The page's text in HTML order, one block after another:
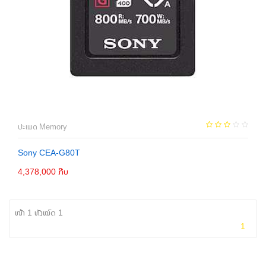
ປະເພດ Memory
Sony CEA-G80T
4,378,000 ກີບ
ເພີ່ມເຂົ້າກະຕ່າ
ໜ້າ 1 ທັງໝົດ 1
1